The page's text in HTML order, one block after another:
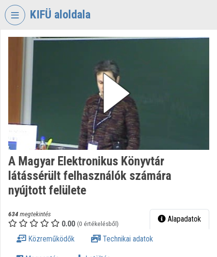
Fejléc kihagyása
KIFÜ aloldala
VIDEOTORIUM
INFORMATIKAI
FEJLESZTÉSI
Intézményi kezdőlap
Bejelentkezés
Intézményi felfedezés
Kategóriák
Intézmények
A Magyar Elektronikus Könyvtár
látássérült felhasználók számára
nyújtott felülete
634megtekintés
0.00 (0 értékelésből) Alapadatok
Közreműködők Technikai adatok